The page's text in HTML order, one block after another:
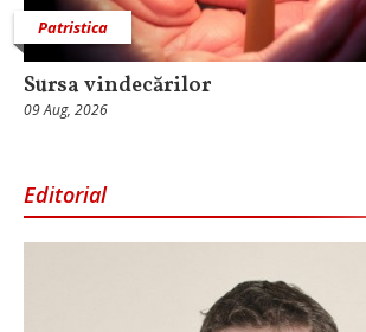
Patristica
Sursa vindecărilor
09 Aug, 2026
Editorial